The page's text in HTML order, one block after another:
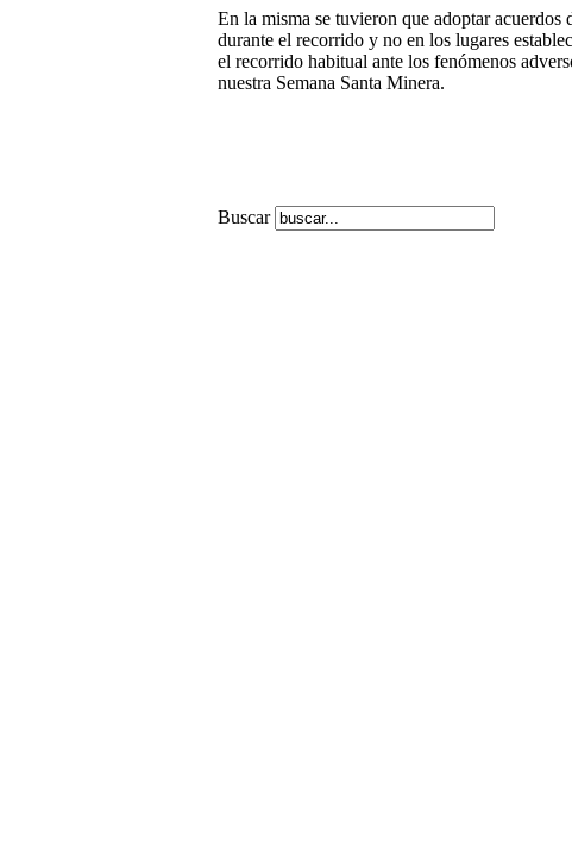
En la misma se tuvieron que adoptar acuerdos
durante el recorrido y no en los lugares
el recorrido habitual ante los fenómenos
nuestra Semana Santa Minera.
Buscar